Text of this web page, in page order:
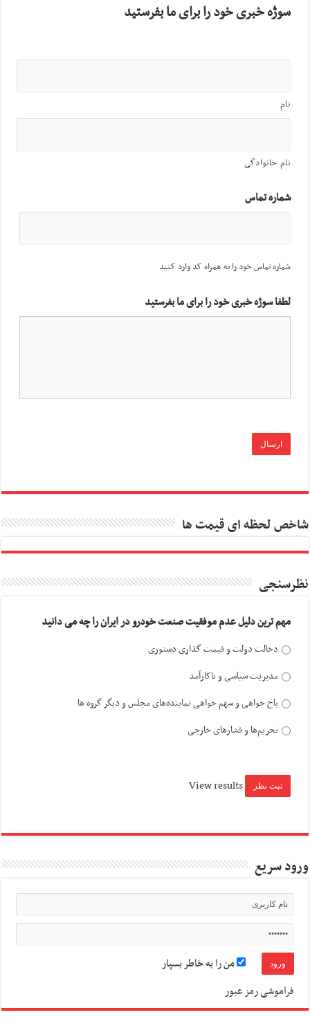
سوژه خبری خود را برای ما بفرستید
نام
نام خانوادگی
شماره تماس
شماره تماس خود را به همراه کد وارد کنید
لطفا سوژه خبری خود را برای ما بفرستید
شاخص لحظه ای قیمت ها
نظرسنجی
مهم ترین دلیل عدم موفقیت صنعت خودرو در ایران را چه می دانید
دخالت دولت و قیمت گذاری دستوری
مدیریت سیاسی و ناکارآمد
باج خواهی و سهم خواهی نماینده‌های مجلس و دیگر گروه ها
تحریم‌ها و فشارهای خارجی
View results
ورود سریع
من را به خاطر بسپار
فراموشی رمز عبور